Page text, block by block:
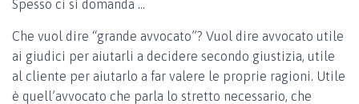
Spesso ci si domanda …
Che vuol dire “grande avvocato”? Vuol dire avvocato utile
ai giudici per aiutarli a decidere secondo giustizia, utile
al cliente per aiutarlo a far valere le proprie ragioni. Utile
è quell’avvocato che parla lo stretto necessario, che